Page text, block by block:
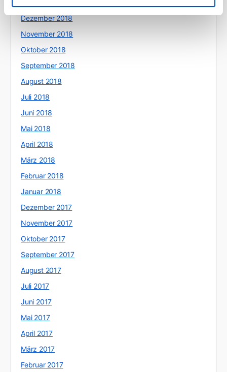
Dezember 2018
November 2018
Oktober 2018
September 2018
August 2018
Juli 2018
Juni 2018
Mai 2018
April 2018
März 2018
Februar 2018
Januar 2018
Dezember 2017
November 2017
Oktober 2017
September 2017
August 2017
Juli 2017
Juni 2017
Mai 2017
April 2017
März 2017
Februar 2017